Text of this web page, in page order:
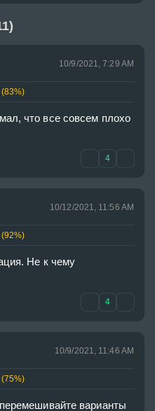
10/9/2021, 7:29 AM
что все совсем плохо
4
10/9/2021, 11:46 AM
варианты
10/12/2021, 11:56 AM
Не к чему
4